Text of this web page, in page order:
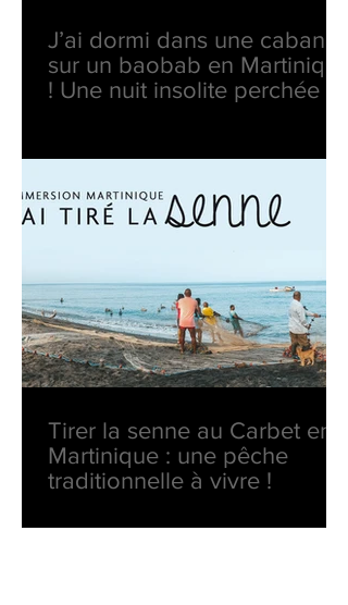
J’ai dormi dans une cabane
sur un baobab en Martinique
! Une nuit insolite perchée en
Tirer la senne au Carbet en
Martinique : une pêche
traditionnelle à vivre !